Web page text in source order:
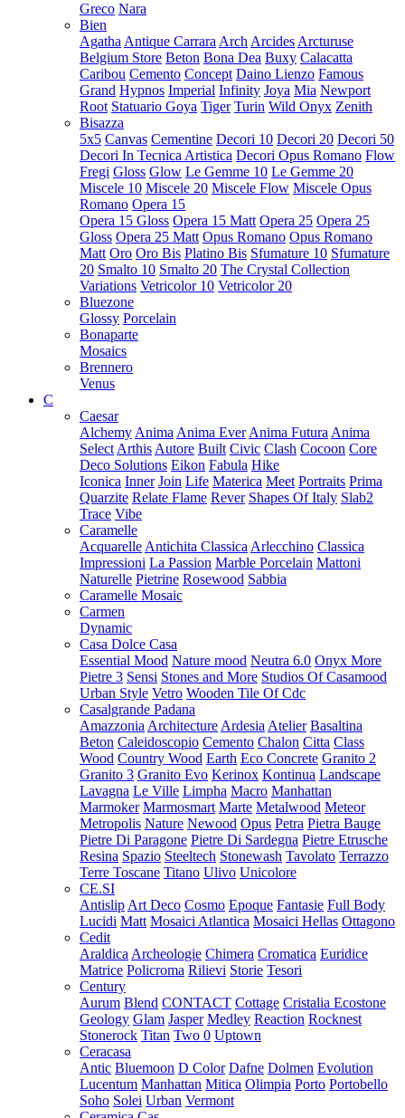
Greco Nara
Bien
Agatha Antique Carrara Arch Arcides Arcturuse
Belgium Store Beton Bona Dea Buxy Calacatta
Caribou Cemento Concept Daino Lienzo Famous
Grand Hypnos Imperial Infinity Joya Mia Newport
Root Statuario Goya Tiger Turin Wild Onyx Zenith
Bisazza
5x5 Canvas Cementine Decori 10 Decori 20 Decori 50
Decori In Tecnica Artistica Decori Opus Romano Flow
Fregi Gloss Glow Le Gemme 10 Le Gemme 20
Miscele 10 Miscele 20 Miscele Flow Miscele Opus
Romano Opera 15
Opera 15 Gloss Opera 15 Matt Opera 25 Opera 25
Gloss Opera 25 Matt Opus Romano Opus Romano
Matt Oro Oro Bis Platino Bis Sfumature 10 Sfumature
20 Smalto 10 Smalto 20 The Crystal Collection
Variations Vetricolor 10 Vetricolor 20
Bluezone
Glossy Porcelain
Bonaparte
Mosaics
Brennero
Venus
C
Caesar
Alchemy Anima Anima Ever Anima Futura Anima
Select Arthis Autore Built Civic Clash Cocoon Core
Deco Solutions Eikon Fabula Hike
Iconica Inner Join Life Materica Meet Portraits Prima
Quarzite Relate Flame Rever Shapes Of Italy Slab2
Trace Vibe
Caramelle
Acquarelle Antichita Classica Arlecchino Classica
Impressioni La Passion Marble Porcelain Mattoni
Naturelle Pietrine Rosewood Sabbia
Caramelle Mosaic
Carmen
Dynamic
Casa Dolce Casa
Essential Mood Nature mood Neutra 6.0 Onyx More
Pietre 3 Sensi Stones and More Studios Of Casamood
Urban Style Vetro Wooden Tile Of Cdc
Casalgrande Padana
Amazzonia Architecture Ardesia Atelier Basaltina
Beton Caleidoscopio Cemento Chalon Citta Class
Wood Country Wood Earth Eco Concrete Granito 2
Granito 3 Granito Evo Kerinox Kontinua Landscape
Lavagna Le Ville Limpha Macro Manhattan
Marmoker Marmosmart Marte Metalwood Meteor
Metropolis Nature Newood Opus Petra Pietra Bauge
Pietre Di Paragone Pietre Di Sardegna Pietre Etrusche
Resina Spazio Steeltech Stonewash Tavolato Terrazzo
Terre Toscane Titano Ulivo Unicolore
CE.SI
Antislip Art Deco Cosmo Epoque Fantasie Full Body
Lucidi Matt Mosaici Atlantica Mosaici Hellas Ottagono
Cedit
Araldica Archeologie Chimera Cromatica Euridice
Matrice Policroma Rilievi Storie Tesori
Century
Aurum Blend CONTACT Cottage Cristalia Ecostone
Geology Glam Jasper Medley Reaction Rocknest
Stonerock Titan Two 0 Uptown
Ceracasa
Antic Bluemoon D Color Dafne Dolmen Evolution
Lucentum Manhattan Mitica Olimpia Porto Portobello
Soho Solei Urban Vermont